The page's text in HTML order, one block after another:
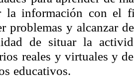
la información con el
problemas y alcanzar
de situar la
reales y virtuales y
educativos.